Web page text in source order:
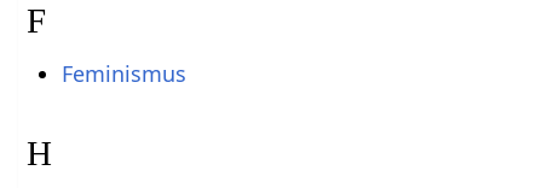
F
Feminismus
H